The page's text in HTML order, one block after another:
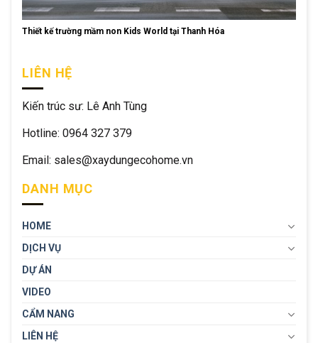
Thiết kế trường mầm non Kids World tại Thanh Hóa
LIÊN HỆ
Kiến trúc sư: Lê Anh Tùng
Hotline: 0964 327 379
Email: sales@xaydungecohome.vn
DANH MỤC
HOME
DỊCH VỤ
DỰ ÁN
VIDEO
CẨM NANG
LIÊN HỆ